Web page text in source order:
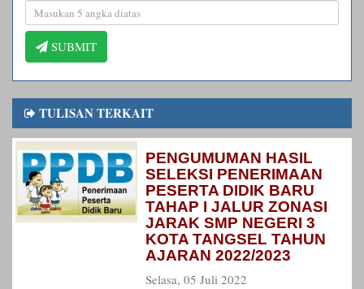
SUBMIT
TULISAN TERKAIT
PENGUMUMAN HASIL
SELEKSI PENERIMAAN
PESERTA DIDIK BARU
TAHAP I JALUR ZONASI
JARAK SMP NEGERI 3
KOTA TANGSEL TAHUN
AJARAN 2022/2023
Selasa, 05 Juli 2022